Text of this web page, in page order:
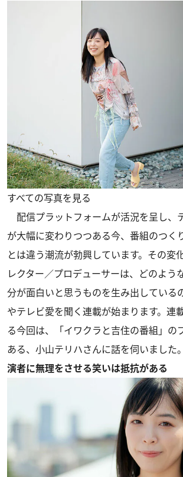
すべての写真を見る
配信プラットフォームが活況を呈し、
が大幅に変わりつつある今、番組のつく
とは違う潮流が勃興しています。その変
レクター／プロデューサーは、どのよう
分が面白いと思うものを生み出している
やテレビ愛を聞く連載が始まります。連
る今回は、「イワクラと吉住の番組」の
ある、小山テリハさんに話を伺いました。
演者に無理をさせる笑いは抵抗がある